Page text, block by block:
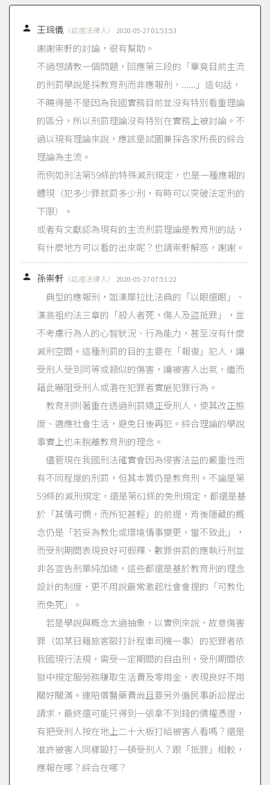
 王琮儀 （認證法律人） 2020-05-27 01:53:53
謝謝崇軒的討論，很有幫助。
不過想請教一個問題，回應第三段的「畢竟目前主流
的刑罰學說是採教育刑而非應報刑，......」這句話，
不曉得是不是因為我國實務目前並沒有特別看重理論
的區分，所以刑罰理論沒有特別在實務上被討論。不
過以現有理論來說，應該是試圖兼採各家所長的綜合
理論為主流。
而例如刑法第59條的特殊減刑規定，也是一種應報的
體現（犯多少罪就罰多少刑，有時可以突破法定刑的
下限）。
或者有文獻認為現有的主流刑罰理論是教育刑的話，
有什麼地方可以看的出來呢？也請崇軒解惑，謝謝。
 孫崇軒 （認證法律人） 2020-05-27 07:51:22
典型的應報刑，如漢摩拉比法典的「以眼還眼」、
漢高祖約法三章的「殺人者死，傷人及盜抵罪」，並
不考慮行為人的心智狀況、行為能力，甚至沒有什麼
減刑空間。這種刑罰的目的主要在「報復」犯人，讓
受刑人受到同等或類似的傷害，讓被害人出氣，繼而
藉此嚇阻受刑人或潛在犯罪者實施犯罪行為。
教育刑則著重在透過刑罰矯正受刑人，使其改正態
度、適應社會生活，避免日後再犯。綜合理論的學說
事實上也未脫離教育刑的理念。
儘管現在我國刑法確實會因為侵害法益的嚴重性而
有不同程度的刑罰，但其本質仍是教育刑。不論是第
59條的減刑規定，還是第61條的免刑規定，都還是基
於「其情可憫，而所犯甚輕」的前提，背後隱藏的概
念仍是「若妥為教化或環境情事變更，當不致此」，
而受刑期間表現良好可假釋、數罪併罰的應執行刑並
非各宣告刑單純加總，這些都還是基於教育刑的理念
設計的制度，更不用說最常激起社會會提的「可教化
而免死」。
若是學說與概念太過抽象，以實例來說，故意傷害
罪（如某日籍旅客毆打計程車司機一事）的犯罪者依
我國現行法規，需受一定期間的自由刑，受刑期間依
獄中規定服勞務賺取生活費及零用金，表現良好不用
關好關滿。連賠償醫藥費尚且要另外循民事訴訟提出
請求，最終還可能只得到一張拿不到錢的債權憑證，
有把受刑人按在地上二十大板打給被害人看嗎？還是
准許被害人同樣毆打一頓受刑人？跟「抵罪」相較，
應報在哪？綜合在哪？